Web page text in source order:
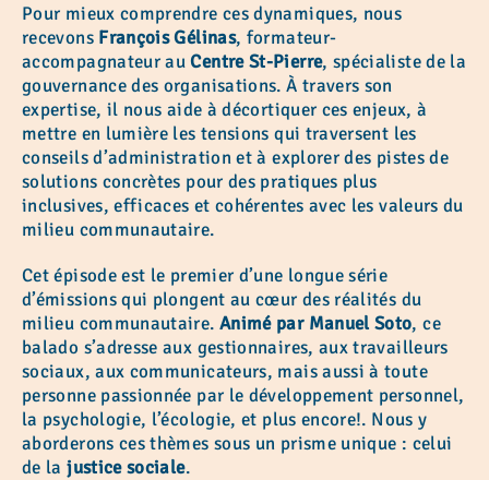
Pour mieux comprendre ces dynamiques, nous
recevons François Gélinas, formateur-
accompagnateur auCentre St-Pierre, spécialiste de la
gouvernance des organisations. À travers son
expertise, il nous aide à décortiquer ces enjeux, à
mettre en lumière les tensions qui traversent les
conseils d’administration et à explorer des pistes de
solutions concrètes pour des pratiques plus
inclusives, efficaces et cohérentes avec les valeurs du
milieu communautaire.
Cet épisode est le premier d’une longue série
d’émissions qui plongent au cœur des réalités du
milieu communautaire. Animé par Manuel Soto, ce
balado s’adresse aux gestionnaires, aux travailleurs
sociaux, aux communicateurs, mais aussi à toute
personne passionnée par le développement personnel,
la psychologie, l’écologie, et plus encore!. Nous y
aborderons ces thèmes sous un prisme unique : celui
de lajustice sociale.